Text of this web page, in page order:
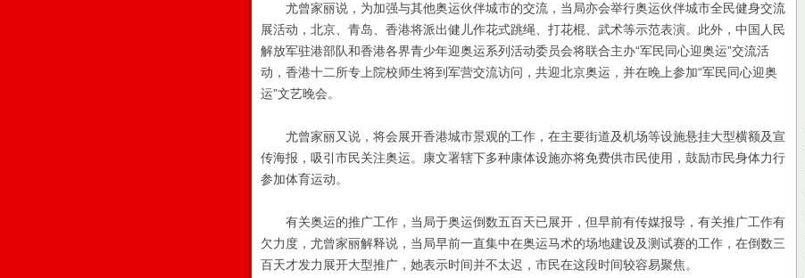
尤曾家丽说，为加强与其他奥运伙伴城市的交流，当局亦会举行奥运伙伴城市全民健身交流
展活动，北京、青岛、香港将派出健儿作花式跳绳、打花棍、武术等示范表演。此外，中国人民
解放军驻港部队和香港各界青少年迎奥运系列活动委员会将联合主办“军民同心迎奥运”交流活
动，香港十二所专上院校师生将到军营交流访问，共迎北京奥运，并在晚上参加“军民同心迎奥
运”文艺晚会。
尤曾家丽又说，将会展开香港城市景观的工作，在主要街道及机场等设施悬挂大型横额及宣
传海报，吸引市民关注奥运。康文署辖下多种康体设施亦将免费供市民使用，鼓励市民身体力行
参加体育运动。
有关奥运的推广工作，当局于奥运倒数五百天已展开，但早前有传媒报导，有关推广工作有
欠力度，尤曾家丽解释说，当局早前一直集中在奥运马术的场地建设及测试赛的工作，在倒数三
百天才发力展开大型推广，她表示时间并不太迟，市民在这段时间较容易聚焦。